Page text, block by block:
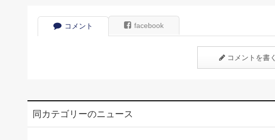
コメント facebook
コメントを書く
同カテゴリーのニュース